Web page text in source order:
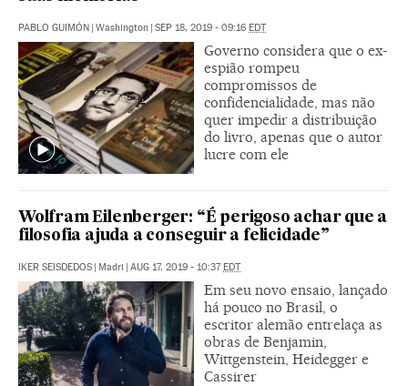
PABLO GUIMÓN | Washington | SEP 18, 2019 - 09:16 EDT
Governo considera que o ex-
espião rompeu
compromissos de
confidencialidade, mas não
quer impedir a distribuição
do livro, apenas que o autor
lucre com ele
Wolfram Eilenberger: “É perigoso achar que a
filosofia ajuda a conseguir a felicidade”
IKER SEISDEDOS | Madri | AUG 17, 2019 - 10:37EDT
Em seu novo ensaio, lançado
há pouco no Brasil, o
escritor alemão entrelaça as
obras de Benjamin,
Wittgenstein, Heidegger e
Cassirer